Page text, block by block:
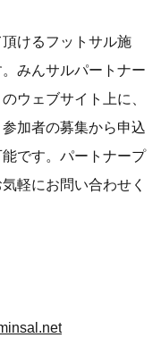
頂けるフットサル施
みんサルパートナー
ウェブサイト上に、
加者の募集から申込
です。パートナープ
軽にお問い合わせく